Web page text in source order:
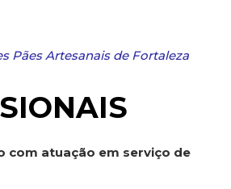
Pães Artesanais de Fortaleza
com atuação em serviço de